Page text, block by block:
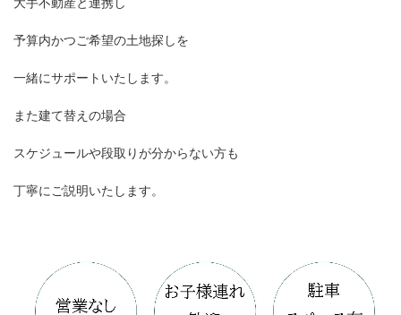
大手不動産と連携し
予算内かつご希望の土地探しを
一緒にサポートいたします。
また建て替えの場合
スケジュールや段取りが分からない方も
丁寧にご説明いたします。